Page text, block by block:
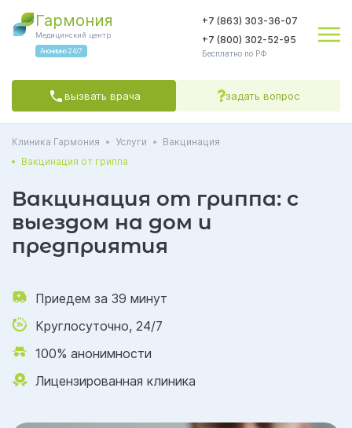
Гармония
Медицинский центр
Анонимно 24/7
+7 (863) 303-36-07
+7 (800) 302-52-95
Бесплатно по РФ
вызвать врача задать вопрос
Яндекс.Метрика
Политикой обработки Политикой конфиденциальности
Клиника Гармония Услуги
Вакцинация
Вакцинация от гриппа
Вакцинация от гриппа: с
выездом на дом и
предприятия
Приедем за 39 минут
Круглосуточно, 24/7
100% анонимности
Лицензированная клиника